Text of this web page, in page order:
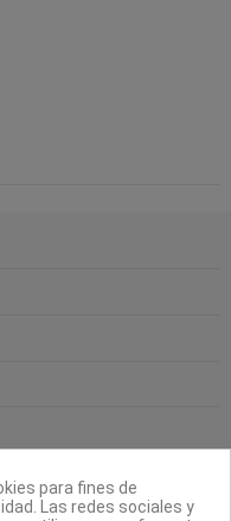
para fines de
Las redes sociales y